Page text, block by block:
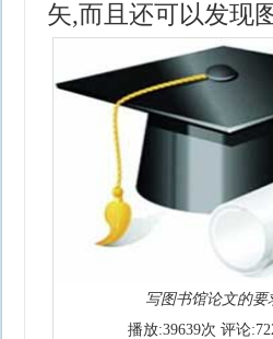
矢,而且还可以发现
写图书馆论文的要
播放:39639次 评论